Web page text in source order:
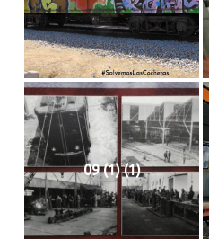
09 (1) (1)